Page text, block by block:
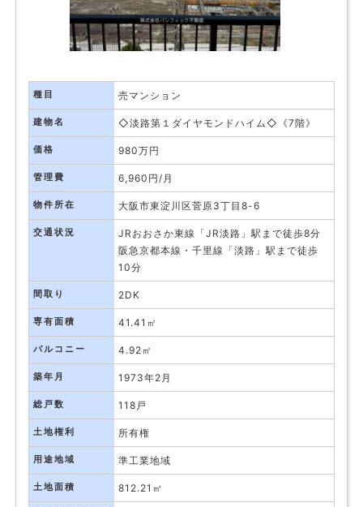
種目 売マンション
建物名 ◇淡路第１ダイヤモンドハイム◇《7階》
価格 980万円
管理費 6,960円/月
物件所在 大阪市東淀川区菅原3丁目8-6
交通状況
JRおおさか東線「JR淡路」駅まで徒歩8分
阪急京都本線・千里線「淡路」駅まで徒歩
10分
間取り 2DK
専有面積 41.41㎡
バルコニー 4.92㎡
築年月 1973年2月
総戸数 118戸
土地権利 所有権
用途地域 準工業地域
土地面積 812.21㎡